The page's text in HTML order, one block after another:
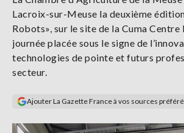
Se
connecter
S'abonner
Lacroix-sur-Meuse la deuxième
Robots», sur le site de la Cuma Centre
journée placée sous le signe de
technologies de pointe et futurs
secteur.
Ajouter La Gazette France à vos sources